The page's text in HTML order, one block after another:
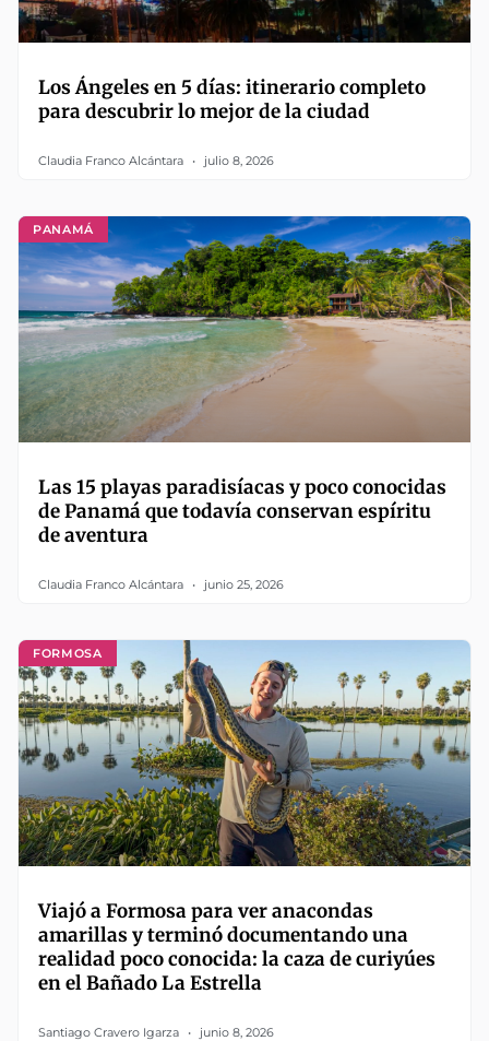
Los Ángeles en 5 días: itinerario completo
para descubrir lo mejor de la ciudad
Claudia Franco Alcántara julio 8, 2026
PANAMÁ
Las 15 playas paradisíacas y poco conocidas
de Panamá que todavía conservan espíritu
de aventura
Claudia Franco Alcántara junio 25, 2026
FORMOSA
Viajó a Formosa para ver anacondas
amarillas y terminó documentando una
realidad poco conocida: la caza de curiyúes
en el Bañado La Estrella
Santiago Cravero Igarza junio 8, 2026